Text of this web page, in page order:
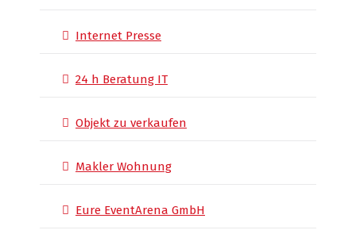
Internet Presse
24 h Beratung IT
Objekt zu verkaufen
Makler Wohnung
Eure EventArena GmbH